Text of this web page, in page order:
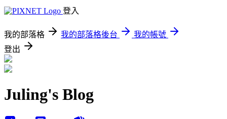
登入
我的部落格 我的部落格後台
我的帳號
登出
Juling's Blog